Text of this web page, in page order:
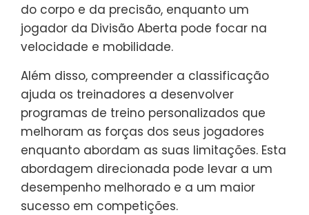
do corpo e da precisão, enquanto um
jogador da Divisão Aberta pode focar na
velocidade e mobilidade.
Além disso, compreender a classificação
ajuda os treinadores a desenvolver
programas de treino personalizados que
melhoram as forças dos seus jogadores
enquanto abordam as suas limitações. Esta
abordagem direcionada pode levar a um
desempenho melhorado e a um maior
sucesso em competições.